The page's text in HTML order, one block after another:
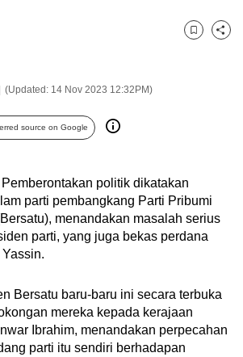
(Updated: 14 Nov 2023 12:32PM)
Bookmark
Share
source on Google
politik dikatakan
parti pembangkang Parti Pribumi
menandakan masalah serius
parti, yang juga bekas perdana
Bersatu baru-baru ini secara terbuka
mereka kepada kerajaan
Ibrahim, menandakan perpecahan
parti itu sendiri berhadapan